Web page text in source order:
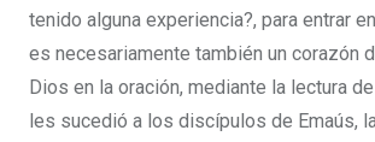
tenido alguna experiencia?, para entrar
es necesariamente también un corazón
Dios en la oración, mediante la lectura
les sucedió a los discípulos de Emaús,